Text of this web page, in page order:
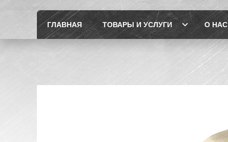
ГЛАВНАЯ ТОВАРЫ И УСЛУГИ О НАС